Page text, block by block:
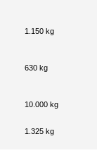
1.150 kg
630 kg
10.000 kg
1.325 kg